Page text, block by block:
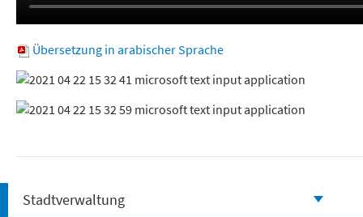
Übersetzung in arabischer Sprache
Stadtverwaltung